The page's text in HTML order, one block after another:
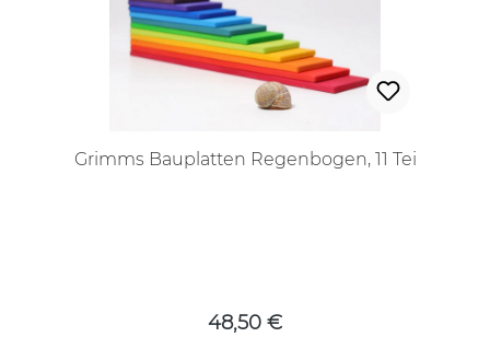
Grimms Bauplatten Regenbogen, 11 Tei
48,50 €